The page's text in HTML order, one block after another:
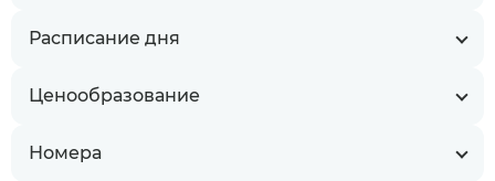
Расписание дня
Ценообразование
Номера